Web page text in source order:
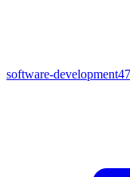
software-development47